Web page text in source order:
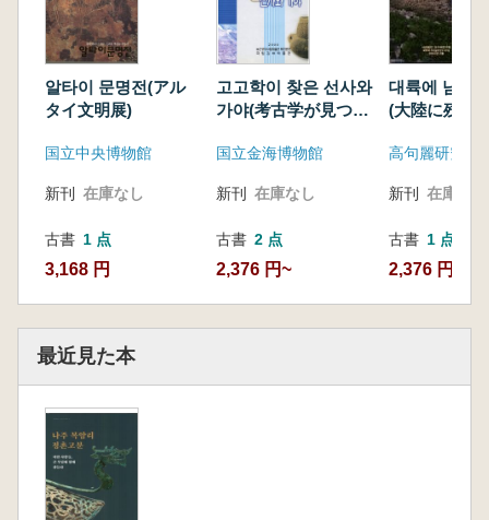
알타이 문명전(アル
タイ文明展)
国立中央博物館
新刊 在庫なし
古書 1 点
3,168 円
고고학이 찾은 선사와
가야(考古学が見つけ
国立金海博物館
新刊 在庫なし
古書 2 点
2,376 円~
대륙에 남은
(大陸に残る
高句麗研究会
新刊 在庫なし
古書 1 点
2,376 円
最近見た本